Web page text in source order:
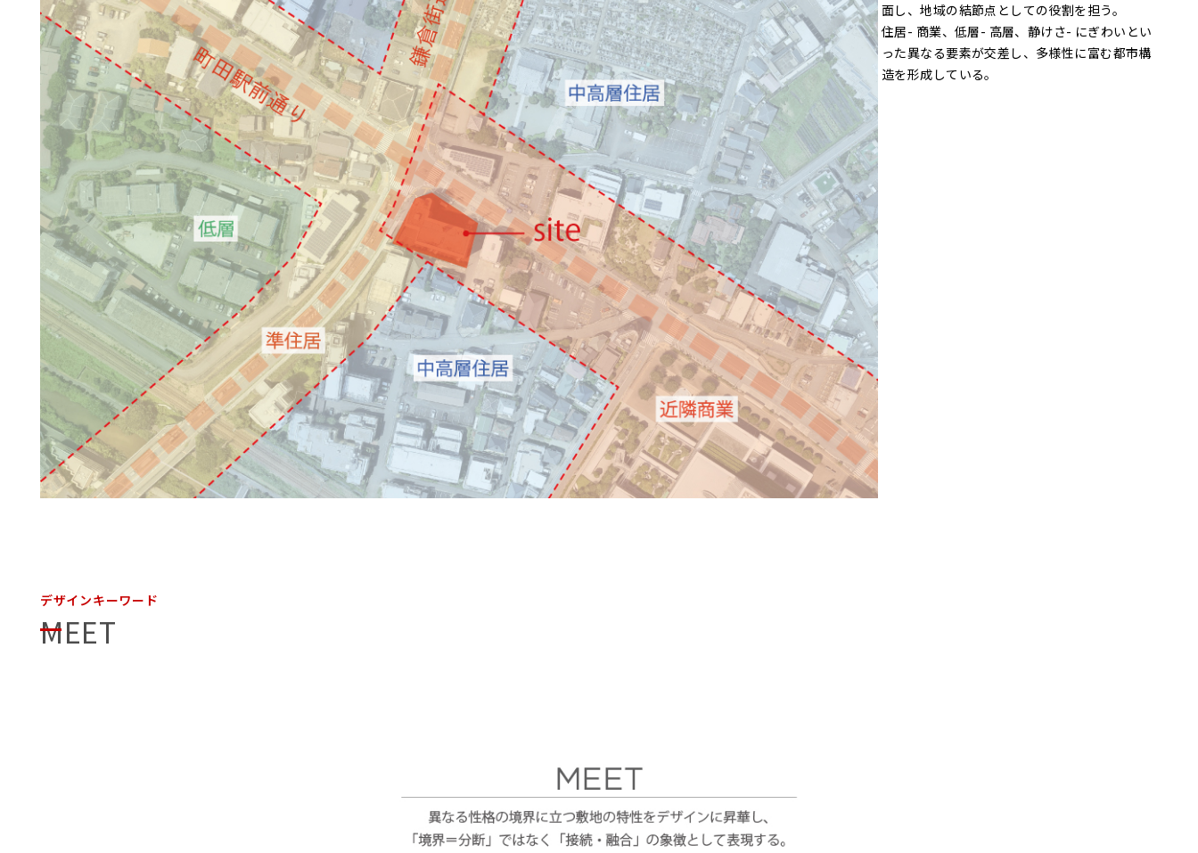
面し、地域の結節点としての役割を担う。
住居- 商業、低層- 高層、静けさ- にぎわいとい
った異なる要素が交差し、多様性に富む都市構
造を形成している。
デザインキーワード
MEET